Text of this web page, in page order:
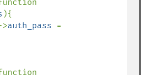
){
auth_pass